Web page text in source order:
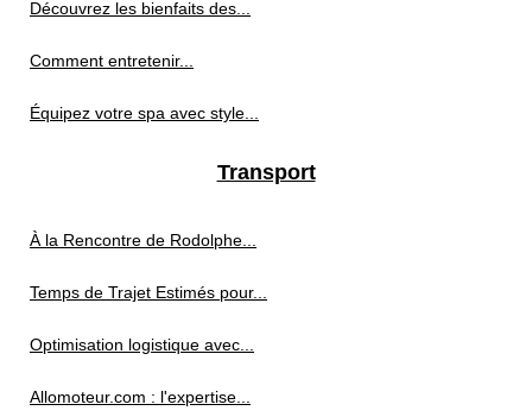
Découvrez les bienfaits des...
Comment entretenir...
Équipez votre spa avec style...
Transport
À la Rencontre de Rodolphe...
Temps de Trajet Estimés pour...
Optimisation logistique avec...
Allomoteur.com : l'expertise...